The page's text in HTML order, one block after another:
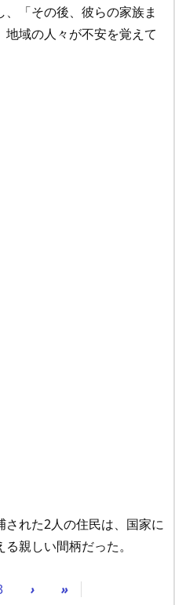
「その後、彼らの家族ま
域の人々が不安を覚えて
れた2人の住民は、国家に
親しい間柄だった。
› »